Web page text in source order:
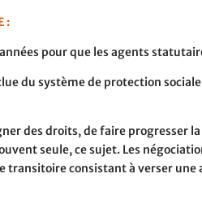
:
pour que les agents
du système de protection
des droits, de faire progresser
seule, ce sujet. Les
transitoire consistant à verser